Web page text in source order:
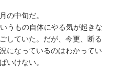
の中旬だ。
うもの自体にやる気が起きな
していた。だが、今更、断る
になっているのはわかってい
いけない。